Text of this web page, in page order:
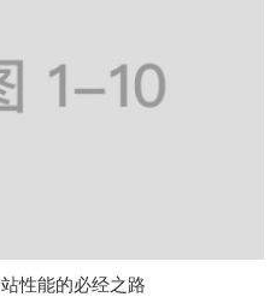
性能的必经之路